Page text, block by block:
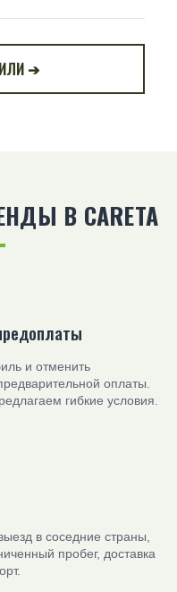
➔
В CARETA
и отменить
оплаты.
гибкие условия.
в соседние страны,
пробег, доставка